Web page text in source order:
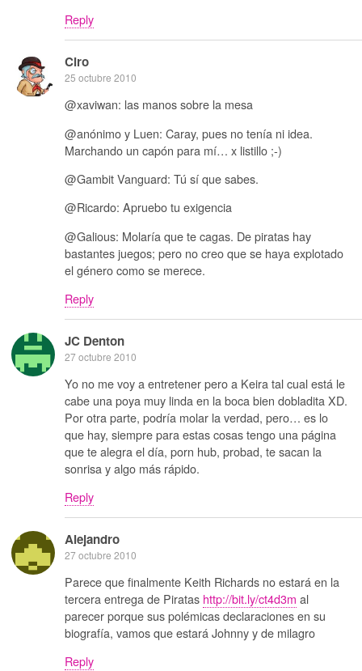
Reply
Ciro
25 octubre 2010
@xaviwan: las manos sobre la mesa
@anónimo y Luen: Caray, pues no tenía ni idea.
Marchando un capón para mí… x listillo ;-)
@Gambit Vanguard: Tú sí que sabes.
@Ricardo: Apruebo tu exigencia
@Galious: Molaría que te cagas. De piratas hay
bastantes juegos; pero no creo que se haya explotado
el género como se merece.
Reply
JC Denton
27 octubre 2010
Yo no me voy a entretener pero a Keira tal cual está le
cabe una poya muy linda en la boca bien dobladita XD.
Por otra parte, podría molar la verdad, pero… es lo
que hay, siempre para estas cosas tengo una página
que te alegra el día, porn hub, probad, te sacan la
sonrisa y algo más rápido.
Reply
Alejandro
27 octubre 2010
Parece que finalmente Keith Richards no estará en la
tercera entrega de Piratas http://bit.ly/ct4d3m al
parecer porque sus polémicas declaraciones en su
biografía, vamos que estará Johnny y de milagro
Reply